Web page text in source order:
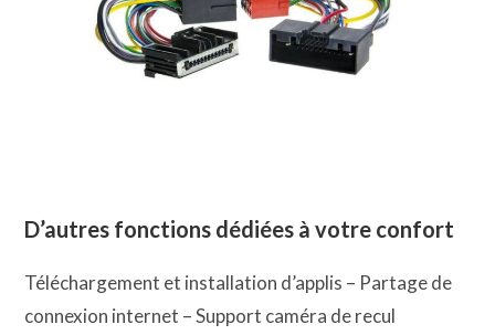
D’autres fonctions dédiées à votre confort
Téléchargement et installation d’applis – Partage de
connexion internet – Support caméra de recul